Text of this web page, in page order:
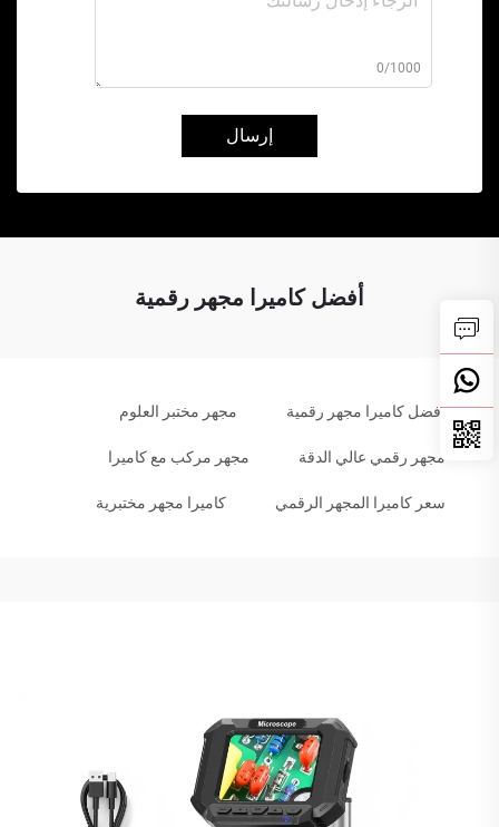
0/1000
إرسال
أفضل كاميرا مجهر رقمية
أفضل كاميرا مجهر رقمية مجهر مختبر العلوم
مجهر رقمي عالي الدقة مجهر مركب مع كاميرا
سعر كاميرا المجهر الرقمي كاميرا مجهر مختبرية